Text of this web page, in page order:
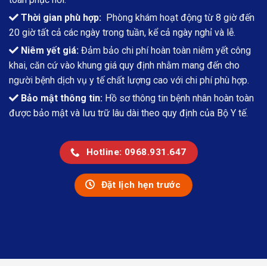
Thời gian phù hợp: Phòng khám hoạt động từ 8 giờ đến
20 giờ tất cả các ngày trong tuần, kể cả ngày nghỉ và lễ.
Niêm yết giá: Đảm bảo chi phí hoàn toàn niêm yết công
khai, căn cứ vào khung giá quy định nhằm mang đến cho
người bệnh dịch vụ y tế chất lượng cao với chi phí phù hợp.
Bảo mật thông tin: Hồ sơ thông tin bệnh nhân hoàn toàn
được bảo mật và lưu trữ lâu dài theo quy định của Bộ Y tế.
Hotline: 0968.931.647
Đặt lịch hẹn trước